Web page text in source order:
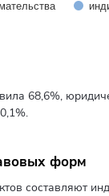
68,6%,
форм
составляют